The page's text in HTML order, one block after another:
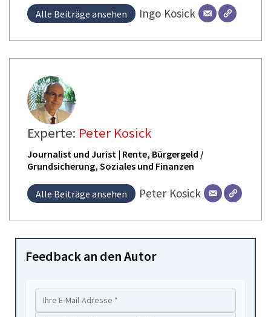
Alle Beiträge ansehen Ingo Kosick
Experte: Peter Kosick
Journalist und Jurist | Rente, Bürgergeld /
Grundsicherung, Soziales und Finanzen
Alle Beiträge ansehen Peter Kosick
Feedback an den Autor